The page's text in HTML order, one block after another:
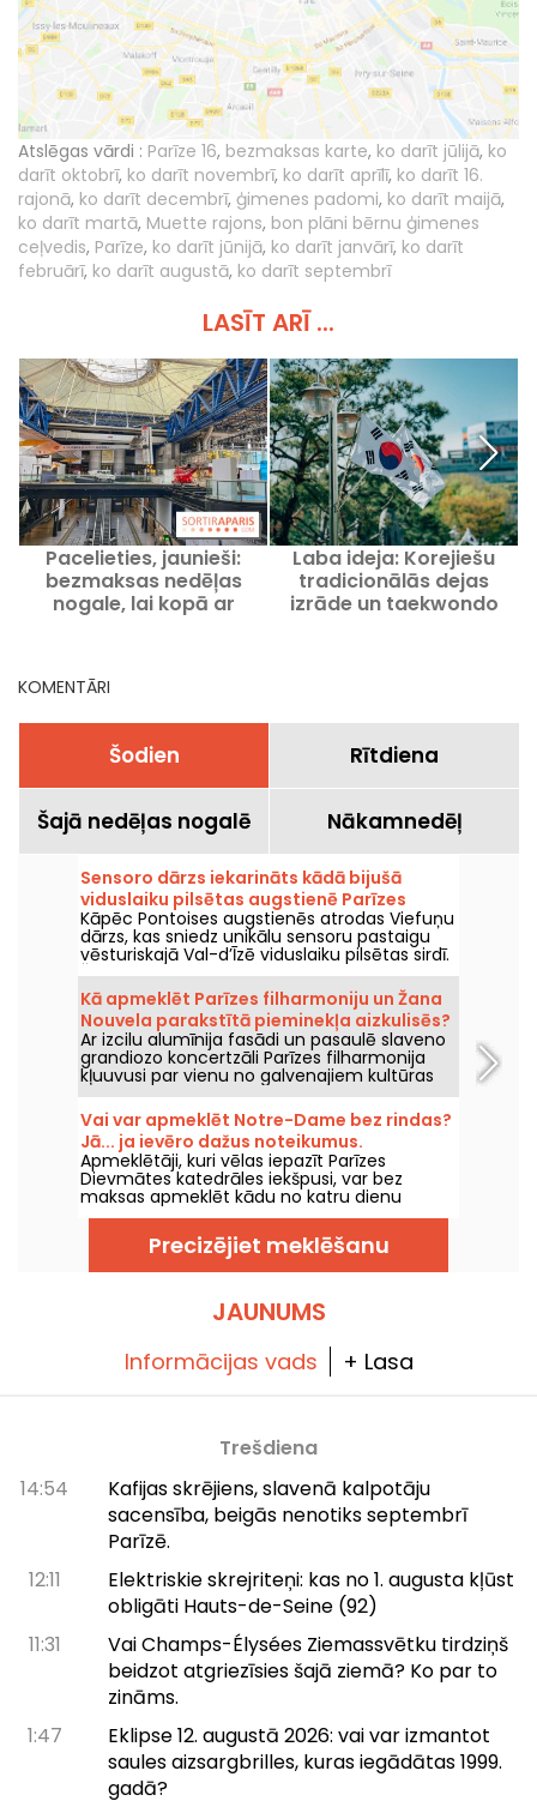
Atslēgas vārdi : Parīze 16, bezmaksas karte, ko darīt jūlijā, ko
darīt oktobrī, ko darīt novembrī, ko darīt aprīlī, ko darīt 16.
rajonā, ko darīt decembrī, ģimenes padomi, ko darīt maijā,
ko darīt martā, Muette rajons, bon plāni bērnu ģimenes
ceļvedis, Parīze, ko darīt jūnijā, ko darīt janvārī, ko darīt
februārī, ko darīt augustā, ko darīt septembrī
LASĪT ARĪ ...
Pacelieties, jaunieši:
bezmaksas nedēļas
nogale, lai kopā ar
Laba ideja: Korejiešu
tradicionālās dejas
izrāde un taekwondo
KOMENTĀRI
Šodien Rītdiena
Šajā nedēļas nogalē Nākamnedēļ
Sensoro dārzs iekarināts kādā bijušā
viduslaiku pilsētas augstienē Parīzes
reģionā
Kāpēc Pontoises augstienēs atrodas Viefuņu
dārzs, kas sniedz unikālu sensoru pastaigu
vēsturiskajā Val-d’Īzē viduslaiku pilsētas sirdī.
Šī lauku aleja ar elpu aizraujošu skatu uz
apkārtni, līdzi vecajiem mūriem.
Kā apmeklēt Parīzes filharmoniju un Žana
Nouvela parakstītā pieminekļa aizkulisēs?
Ar izcilu alumīnija fasādi un pasaulē slaveno
grandiozo koncertzāli Parīzes filharmonija
kļuuvusi par vienu no galvenajiem kultūras
simboliem galvaspilsētā. Aiz drosmīgās
arhitektūras slēpjas iespaidīgi tehniskie
risinājumi, jumta terase ar skatu uz Parīzi un
kulises, ko varat iepazīt gida vadītās
ekskursijās!
Vai var apmeklēt Notre-Dame bez rindas?
Jā... ja ievēro dažus noteikumus.
Apmeklētāji, kuri vēlas iepazīt Parīzes
Dievmātes katedrāles iekšpusi, var bez
maksas apmeklēt kādu no katru dienu
svinētajiem dievkalpojumiem. Tā ir iespēja
ikvienam, ar nosacījumu, ka iegriežas
vispirms ar nolūku piedalīties dievkalpojumā
vai pilnībā ievērot tā gaitu. Tiek izskaidrots,
Precizējiet meklēšanu
JAUNUMS
Informācijas vads + Lasa
Trešdiena
14:54
Kafijas skrējiens, slavenā kalpotāju
sacensība, beigās nenotiks septembrī
Parīzē.
12:11
Elektriskie skrejriteņi: kas no 1. augusta kļūst
obligāti Hauts-de-Seine (92)
11:31
Vai Champs-Élysées Ziemassvētku tirdziņš
beidzot atgriezīsies šajā ziemā? Ko par to
zināms.
1:47
Eklipse 12. augustā 2026: vai var izmantot
saules aizsargbrilles, kuras iegādātas 1999.
gadā?